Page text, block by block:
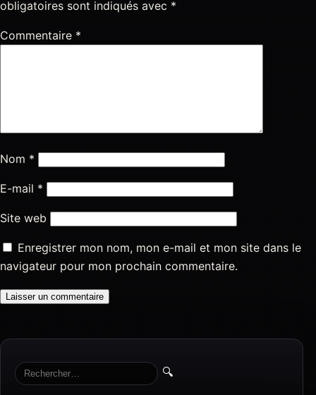
obligatoires sont indiqués avec *
Commentaire *
Nom *
E-mail *
Site web
Enregistrer mon nom, mon e-mail et mon site dans le
navigateur pour mon prochain commentaire.
🔍